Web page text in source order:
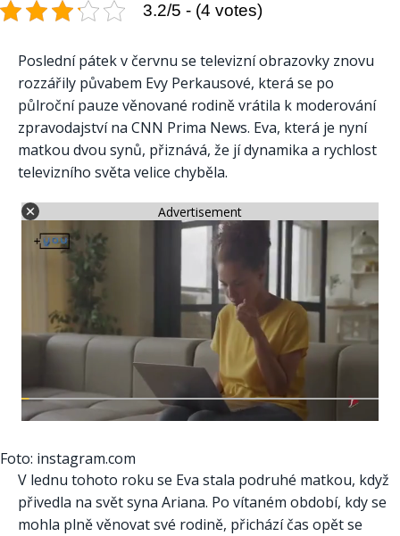
3.2/5 - (4 votes)
Poslední pátek v červnu se televizní obrazovky znovu
rozzářily půvabem Evy Perkausové, která se po
půlroční pauze věnované rodině vrátila k moderování
zpravodajství na CNN Prima News. Eva, která je nyní
matkou dvou synů, přiznává, že jí dynamika a rychlost
televizního světa velice chyběla.
Advertisement
Foto: instagram.com
V lednu tohoto roku se Eva stala podruhé matkou, když
přivedla na svět syna Ariana. Po vítaném období, kdy se
mohla plně věnovat své rodině, přichází čas opět se